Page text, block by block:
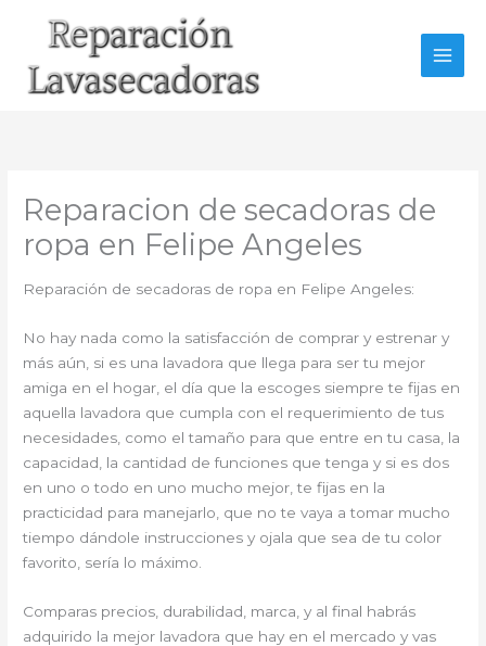
Reparacion de secadoras de
ropa en Felipe Angeles
Reparación de secadoras de ropa en Felipe Angeles:
No hay nada como la satisfacción de comprar y estrenar y
más aún, si es una lavadora que llega para ser tu mejor
amiga en el hogar, el día que la escoges siempre te fijas en
aquella lavadora que cumpla con el requerimiento de tus
necesidades, como el tamaño para que entre en tu casa, la
capacidad, la cantidad de funciones que tenga y si es dos
en uno o todo en uno mucho mejor, te fijas en la
practicidad para manejarlo, que no te vaya a tomar mucho
tiempo dándole instrucciones y ojala que sea de tu color
favorito, sería lo máximo.
Comparas precios, durabilidad, marca, y al final habrás
adquirido la mejor lavadora que hay en el mercado y vas